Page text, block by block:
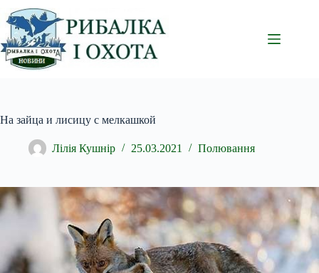
Перейти
до
вмісту
На зайца и лисицу с мелкашкой
Лілія Кушнір 25.03.2021 Полювання